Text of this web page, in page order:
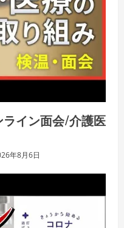
イン面会/介護医
年8月6日